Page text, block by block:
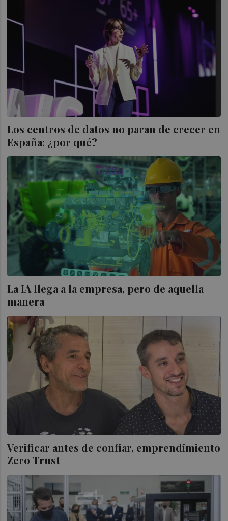
Los centros de datos no paran de crecer en
España: ¿por qué?
La IA llega a la empresa, pero de aquella
manera
Verificar antes de confiar, emprendimiento
Zero Trust